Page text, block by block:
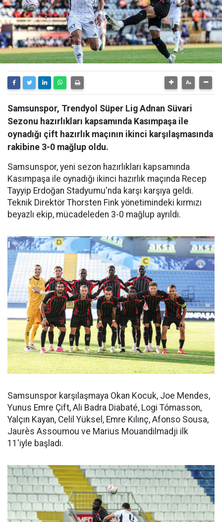
Samsunspor, Trendyol Süper Lig Adnan Süvari
Sezonu hazırlıkları kapsamında Kasımpaşa ile
oynadığı çift hazırlık maçının ikinci karşılaşmasında
rakibine 3-0 mağlup oldu.
Samsunspor, yeni sezon hazırlıkları kapsamında
Kasımpaşa ile oynadığı ikinci hazırlık maçında Recep
Tayyip Erdoğan Stadyumu'nda karşı karşıya geldi.
Teknik Direktör Thorsten Fink yönetimindeki kırmızı
beyazlı ekip, mücadeleden 3-0 mağlup ayrıldı.
Samsunspor karşılaşmaya Okan Kocuk, Joe Mendes,
Yunus Emre Çift, Ali Badra Diabaté, Logi Tómasson,
Yalçın Kayan, Celil Yüksel, Emre Kılınç, Afonso Sousa,
Jaurès Assoumou ve Marius Mouandilmadji ilk
11'iyle başladı.